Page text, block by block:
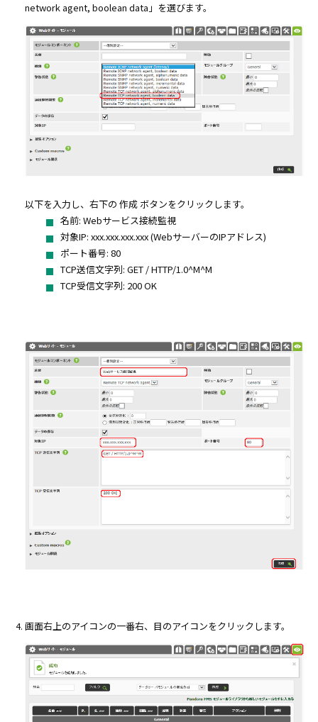
network agent, boolean data」を選びます。
以下を入力し、右下の 作成 ボタンをクリックします。
名前: Webサービス接続監視
対象IP: xxx.xxx.xxx.xxx (WebサーバーのIPアドレス)
ポート番号: 80
TCP送信文字列: GET / HTTP/1.0^M^M
TCP受信文字列: 200 OK
画面右上のアイコンの一番右、目のアイコンをクリックします。